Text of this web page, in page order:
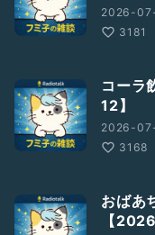
2026-
3181
コー
12】
2026-
3168
おばあ
【